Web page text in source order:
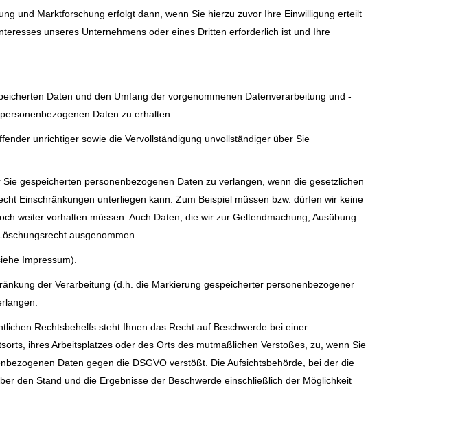
und Marktforschung erfolgt dann, wenn Sie hierzu zuvor Ihre Einwilligung erteilt
unseres Unternehmens oder eines Dritten erforderlich ist und Ihre
Daten und den Umfang der vorgenommenen Datenverarbeitung und -
Daten zu erhalten.
unrichtiger sowie die Vervollständigung unvollständiger über Sie
gespeicherten personenbezogenen Daten zu verlangen, wenn die gesetzlichen
Einschränkungen unterliegen kann. Zum Beispiel müssen bzw. dürfen wir keine
weiter vorhalten müssen. Auch Daten, die wir zur Geltendmachung, Ausübung
ausgenommen.
Impressum).
der Verarbeitung (d.h. die Markierung gespeicherter personenbezogener
Rechtsbehelfs steht Ihnen das Recht auf Beschwerde bei einer
ihres Arbeitsplatzes oder des Orts des mutmaßlichen Verstoßes, zu, wenn Sie
Daten gegen die DSGVO verstößt. Die Aufsichtsbehörde, bei der die
den Stand und die Ergebnisse der Beschwerde einschließlich der Möglichkeit